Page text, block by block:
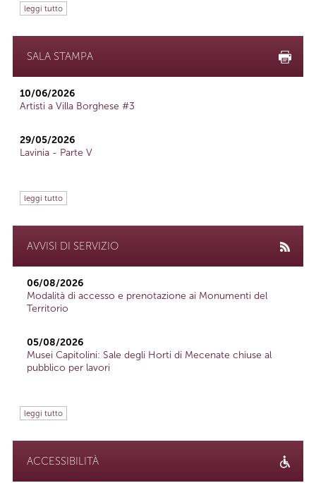
leggi tutto
SALA STAMPA
10/06/2026
Artisti a Villa Borghese #3
29/05/2026
Lavinia - Parte V
leggi tutto
AVVISI DI SERVIZIO
06/08/2026
Modalità di accesso e prenotazione ai Monumenti del
Territorio
05/08/2026
Musei Capitolini: Sale degli Horti di Mecenate chiuse al
pubblico per lavori
leggi tutto
ACCESSIBILITÀ